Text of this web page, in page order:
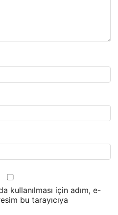
kullanılması için adım, e-
bu tarayıcıya